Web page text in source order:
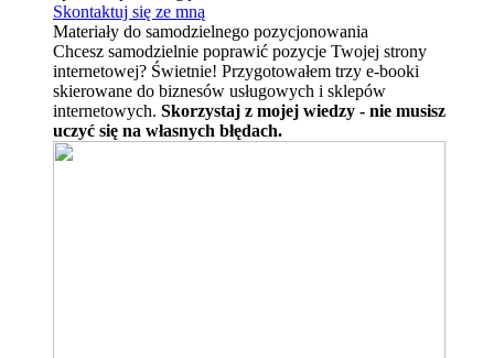
Skontaktuj się ze mną
Materiały do samodzielnego pozycjonowania
Chcesz samodzielnie poprawić pozycje Twojej strony
internetowej? Świetnie! Przygotowałem trzy e-booki
skierowane do biznesów usługowych i sklepów
internetowych. Skorzystaj z mojej wiedzy - nie musisz
uczyć się na własnych błędach.